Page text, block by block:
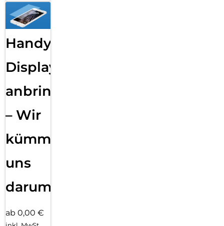
Handy
Displayfolie
anbringen
– Wir
kümmern
uns
darum!
ab 0,00 €